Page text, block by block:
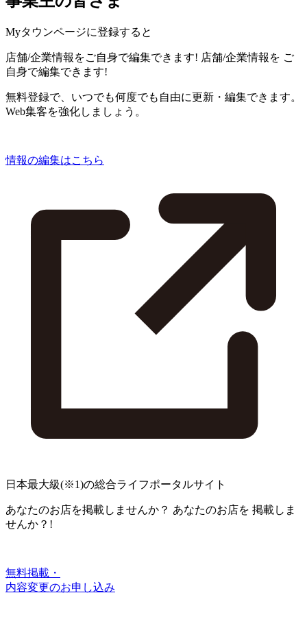
Myタウンページに登録すると
店舗/企業情報をご自身で編集できます! 店舗/企業情報を ご
自身で編集できます!
無料登録で、いつでも何度でも自由に更新・編集できます。
Web集客を強化しましょう。
情報の編集はこちら
日本最大級(※1)の総合ライフポータルサイト
あなたのお店を掲載しませんか？ あなたのお店を 掲載しま
せんか？!
無料掲載・
内容変更のお申し込み